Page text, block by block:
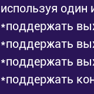
используя один
*поддержать
*поддержать
*поддержать
*поддержать